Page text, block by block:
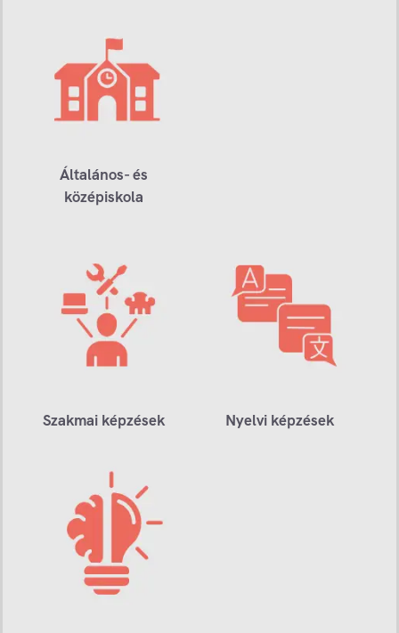
Általános- és
középiskola
Szakmai képzések Nyelvi képzések